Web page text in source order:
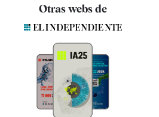
Quiénes somos
Especificaciones
Otras webs de